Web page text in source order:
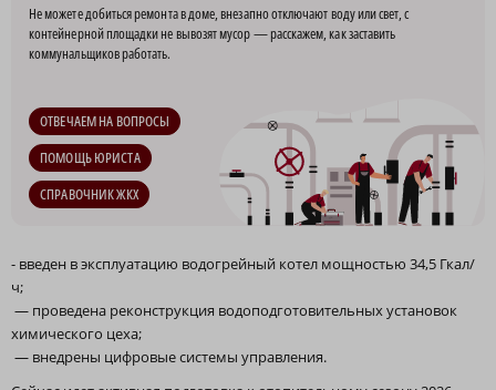
Не можете добиться ремонта в доме, внезапно отключают воду или свет, с
контейнерной площадки не вывозят мусор — расскажем, как заставить
коммунальщиков работать.
ОТВЕЧАЕМ НА ВОПРОСЫ
ПОМОЩЬ ЮРИСТА
СПРАВОЧНИК ЖКХ
- введен в эксплуатацию водогрейный котел мощностью 34,5 Гкал/
ч;
— проведена реконструкция водоподготовительных установок
химического цеха;
— внедрены цифровые системы управления.